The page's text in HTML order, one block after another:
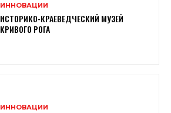
ИННОВАЦИИ
ИСТОРИКО-КРАЕВЕДЧЕСКИЙ МУЗЕЙ
КРИВОГО РОГА
ИННОВАЦИИ